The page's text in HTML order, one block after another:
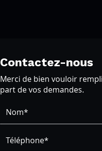
Contactez-nous
Merci de bien vouloir
part de vos demandes.